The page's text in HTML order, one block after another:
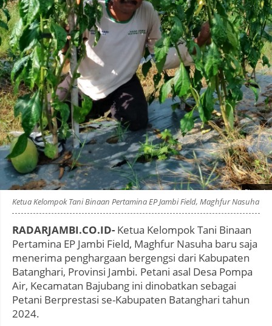
Photo by
:
Ketua Kelompok Tani Binaan Pertamina EP Jambi Field, Maghfur Nasuha
RADARJAMBI.CO.ID- Ketua Kelompok Tani Binaan
Pertamina EP Jambi Field, Maghfur Nasuha baru saja
menerima penghargaan bergengsi dari Kabupaten
Batanghari, Provinsi Jambi. Petani asal Desa Pompa
Air, Kecamatan Bajubang ini dinobatkan sebagai
Petani Berprestasi se-Kabupaten Batanghari tahun
2024.